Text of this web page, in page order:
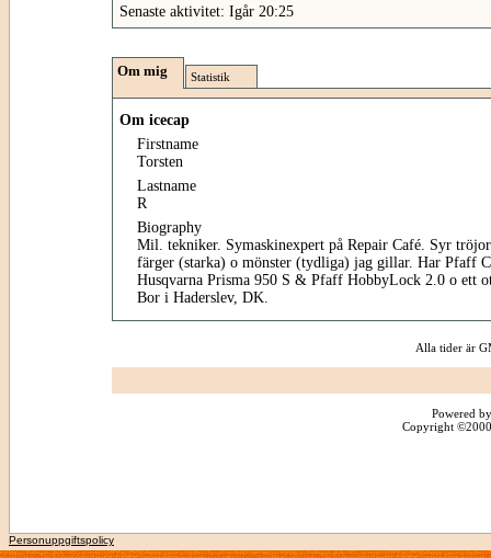
Senaste aktivitet: Igår 20:25
Om mig Statistik
Om icecap
Firstname
Torsten
Lastname
R
Biography
Mil. tekniker. Symaskinexpert på Repair Café. Syr
färger (starka) o mönster (tydliga) jag gillar. Har Pfaff
Husqvarna Prisma 950 S & Pfaff HobbyLock 2.0 o ett
Bor i Haderslev, DK.
Alla tider är
Powered
Copyright
Personuppgiftspolicy